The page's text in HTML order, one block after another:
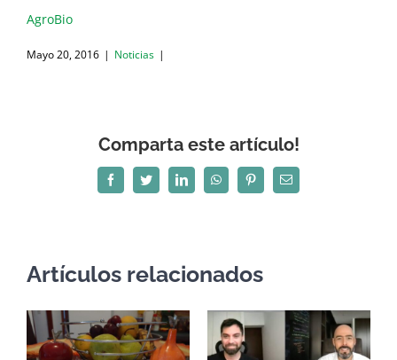
AgroBio
Mayo 20, 2016 | Noticias |
Comparta este artículo!
FacebookTwitterLinkedInWhatsAppPinterestCorreo
electrónico
Artículos relacionados